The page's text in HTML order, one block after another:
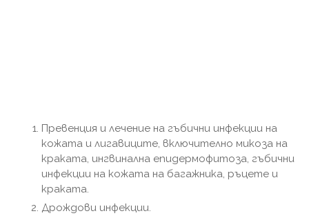
Превенция и лечение на гъбични инфекции на
кожата и лигавиците, включително микоза на
краката, ингвинална епидермофитоза, гъбични
инфекции на кожата на багажника, ръцете и
краката.
Дрождови инфекции.